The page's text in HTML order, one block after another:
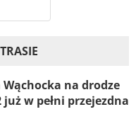
na drodze
w pełni przejezdna